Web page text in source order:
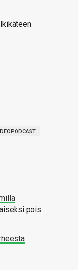
pois